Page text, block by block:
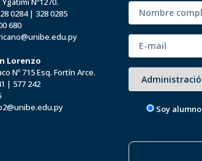
0284| 328 0285
680
Lorenzo
Nº 715 Esq. Fortín Arce.
| 577 242
Soy alumno